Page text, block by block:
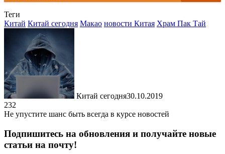
Теги
Китай Китай сегодня Макао новости Китая Храм Пак Тай
Китай сегодня30.10.2019
232
Не упустите шанс быть всегда в курсе новостей
Подпишитесь на обновления и получайте новые
статьи на почту!